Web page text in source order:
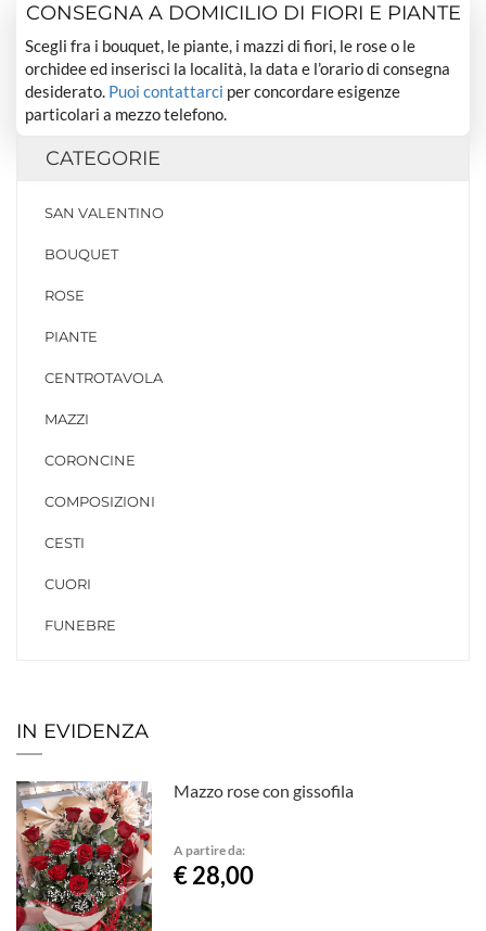
CONSEGNA A DOMICILIO DI FIORI E PIANTE
Scegli fra i bouquet, le piante, i mazzi di fiori, le rose o le
orchidee ed inserisci la località, la data e l’orario di consegna
desiderato. Puoi contattarci per concordare esigenze
particolari a mezzo telefono.
CATEGORIE
SAN VALENTINO
BOUQUET
ROSE
PIANTE
CENTROTAVOLA
MAZZI
CORONCINE
COMPOSIZIONI
CESTI
CUORI
FUNEBRE
IN EVIDENZA
Mazzo rose con gissofila
A partire da:
€ 28,00